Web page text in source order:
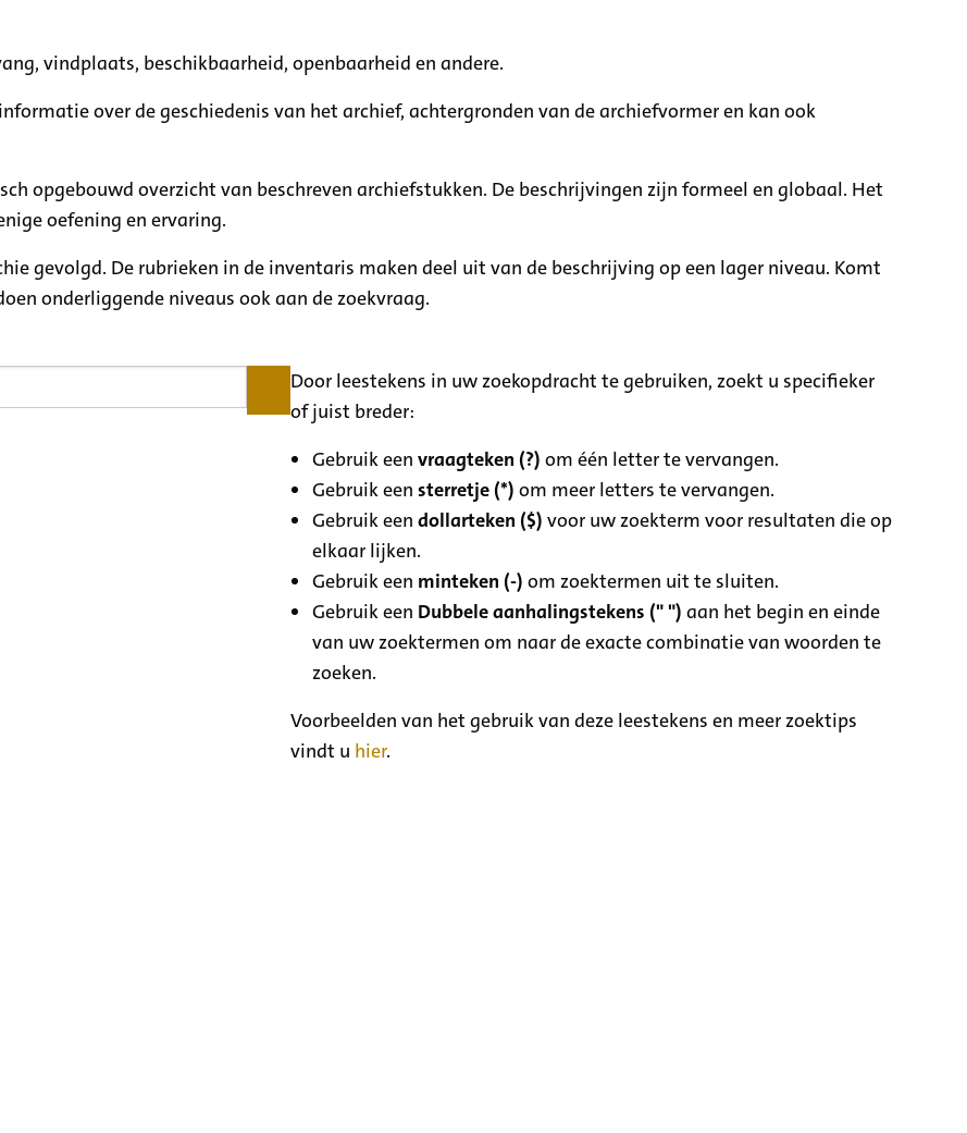
vindplaats, beschikbaarheid, openbaarheid en andere.
over de geschiedenis van het archief, achtergronden van de archiefvormer en kan ook
opgebouwd overzicht van beschreven archiefstukken. De beschrijvingen zijn formeel en globaal. Het
oefening en ervaring.
gevolgd. De rubrieken in de inventaris maken deel uit van de beschrijving op een lager niveau. Komt
onderliggende niveaus ook aan de zoekvraag.
Door leestekens in uw zoekopdracht te gebruiken, zoekt u specifieker
of juist breder:
Gebruik eenvraagteken (?) om één letter te vervangen.
Gebruik eensterretje (*) om meer letters te vervangen.
Gebruik eendollarteken ($) voor uw zoekterm voor resultaten die op
elkaar lijken.
Gebruik een minteken (-) om zoektermen uit te sluiten.
Gebruik een Dubbele aanhalingstekens (" ") aan het begin en einde
van uw zoektermen om naar de exacte combinatie van woorden te
zoeken.
Voorbeelden van het gebruik van deze leestekens en meer zoektips
vindt u hier.